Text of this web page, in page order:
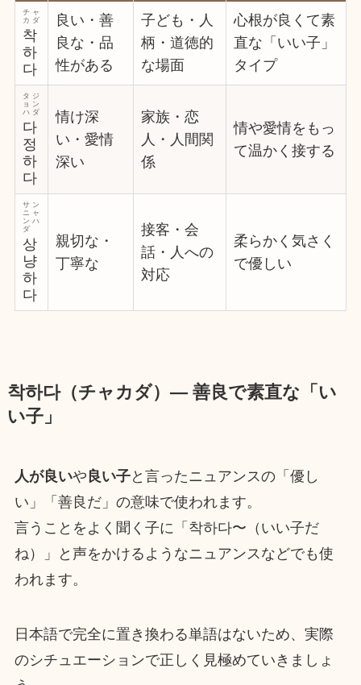
착
하
다
チャ
カダ
良い・善
良な・品
性がある
子ども・人
柄・道徳的
な場面
心根が良くて素
直な「いい子」
タイプ
다
정
하
다
タジ
ョン
ハダ
情け深
い・愛情
深い
家族・恋
人・人間関
係
情や愛情をもっ
て温かく接する
상
냥
하
다
サン
ニャ
ンハ
ダ
親切な・
丁寧な
接客・会
話・人への
対応
柔らかく気さく
で優しい
착하다（チャカダ）― 善良で素直な「い
い子」
人が良いや 良い子と言ったニュアンスの「優し
い」「善良だ」の意味で使われます。
言うことをよく聞く子に「착하다〜（いい子だ
ね）」と声をかけるようなニュアンスなどでも使
われます。
日本語で完全に置き換わる単語はないため、実際
のシチュエーションで正しく見極めていきましょ